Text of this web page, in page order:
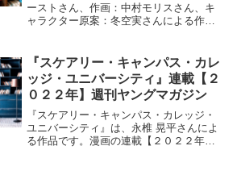
ーストさん、作画：中村モリスさん、キ
ャラクター原案：冬空実さんによる作品
いて、詳しく紹介しています
『スケアリー・キャンパス・カレ
ッジ・ユニバーシティ』連載【２
０２２年】週刊ヤングマガジン
『スケアリー・キャンパス・カレッジ・
ユニバーシティ』は、永椎 晃平さんによ
る作品です。漫画の連載【２０２２年】